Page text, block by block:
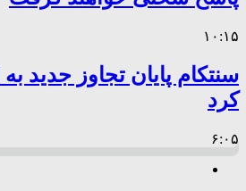
۱۰:۱۵
سنتکام پایان تجاوز جدید به
کرد
۶:۰۵